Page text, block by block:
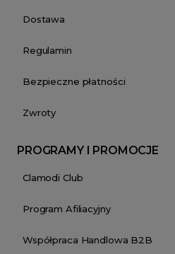
Dostawa
Regulamin
Bezpieczne płatności
Zwroty
PROGRAMY I PROMOCJE
Clamodi Club
Program Afiliacyjny
Współpraca Handlowa B2B